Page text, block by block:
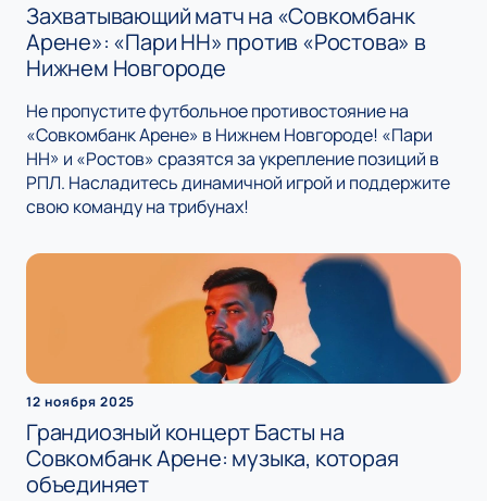
Захватывающий матч на «Совкомбанк
Арене»: «Пари НН» против «Ростова» в
Нижнем Новгороде
Не пропустите футбольное противостояние на
«Совкомбанк Арене» в Нижнем Новгороде! «Пари
НН» и «Ростов» сразятся за укрепление позиций в
РПЛ. Насладитесь динамичной игрой и поддержите
свою команду на трибунах!
12 ноября 2025
Грандиозный концерт Басты на
Совкомбанк Арене: музыка, которая
объединяет